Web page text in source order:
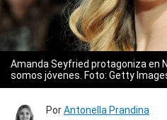
Amanda Seyfried protagoniza en
somos jóvenes. Foto: Getty
PorAntonella Prandina